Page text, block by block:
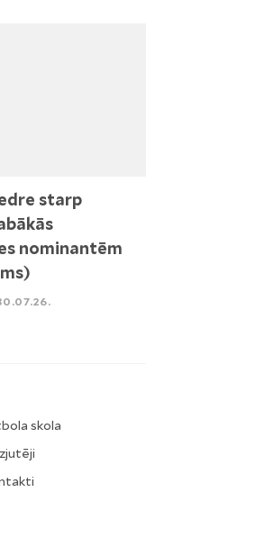
starp
nominantēm
skola